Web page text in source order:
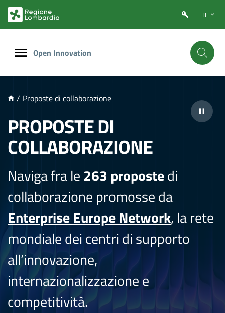
PRINCIPALE
IT
Open Innovation
/ Proposte di collaborazione
PROPOSTE DI
COLLABORAZIONE
Naviga fra le263 propostedi
collaborazione promosse da
Enterprise Europe Network, la rete
mondiale dei centri di supporto
all’innovazione,
internazionalizzazione e
competitività.